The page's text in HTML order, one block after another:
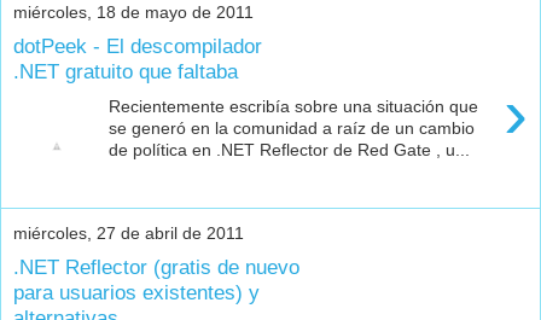
miércoles, 18 de mayo de 2011
dotPeek - El descompilador
.NET gratuito que faltaba
›
Recientemente escribía sobre una situación que
se generó en la comunidad a raíz de un cambio
de política en .NET Reflector de Red Gate , u...
miércoles, 27 de abril de 2011
.NET Reflector (gratis de nuevo
para usuarios existentes) y